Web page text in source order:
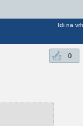
Idi na vrh
0